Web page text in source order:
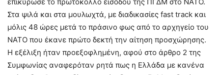
Στα ψιλά και στα μουλωχτά, με διαδικασίες fast track και
μόλις 48 ώρες μετά το πράσινο φως από το αρχηγείο του
ΝΑΤΟ που έκανε πρώτο δεκτή την αίτηση προσχώρησης.
Η εξέλιξη ήταν προεξοφλημένη, αφού στο άρθρο 2 της
Συμφωνίας αναφερόταν ρητά πως η Ελλάδα με κανένα